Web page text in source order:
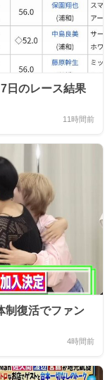
日のレース結果
11時間前
制復活でファン
4時間前